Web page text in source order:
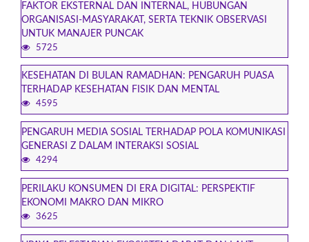
FAKTOR EKSTERNAL DAN INTERNAL, HUBUNGAN
ORGANISASI-MASYARAKAT, SERTA TEKNIK OBSERVASI
UNTUK MANAJER PUNCAK
5725
KESEHATAN DI BULAN RAMADHAN: PENGARUH PUASA
TERHADAP KESEHATAN FISIK DAN MENTAL
4595
PENGARUH MEDIA SOSIAL TERHADAP POLA KOMUNIKASI
GENERASI Z DALAM INTERAKSI SOSIAL
4294
PERILAKU KONSUMEN DI ERA DIGITAL: PERSPEKTIF
EKONOMI MAKRO DAN MIKRO
3625